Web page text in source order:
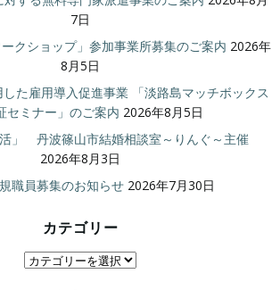
7日
ークショップ」参加事業所募集のご案内 2026年
8月5日
た雇用導入促進事業 「淡路島マッチボックス
セミナー」のご案内 2026年8月5日
活」 丹波篠山市結婚相談室～りんぐ～主催
2026年8月3日
職員募集のお知らせ 2026年7月30日
カテゴリー
カ